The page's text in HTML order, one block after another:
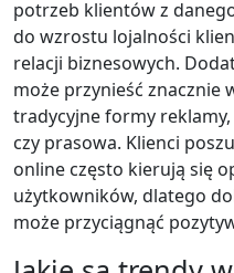
potrzeb klientów z
do wzrostu lojalności
relacji biznesowych.
może przynieść znacznie
tradycyjne formy
czy prasowa. Klienci
online często kierują się
użytkowników, dlatego
może przyciągnąć